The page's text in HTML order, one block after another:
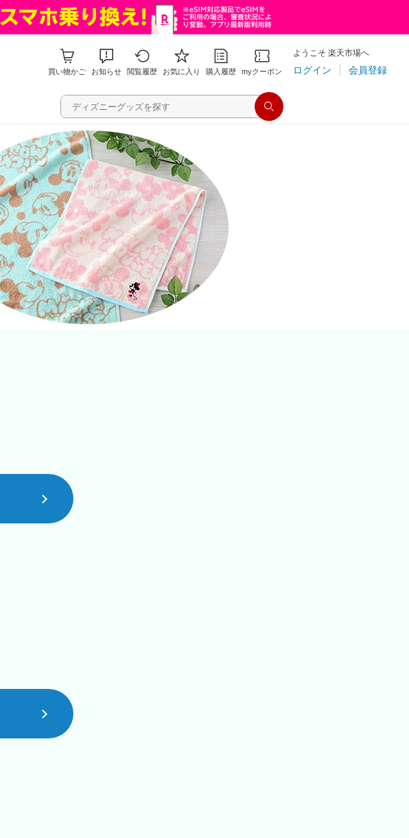
買い物かご お知らせ 閲覧履歴 お気に入り 購入履歴 myクーポン
ようこそ 楽天市場へ
ログイン 会員登録
検索